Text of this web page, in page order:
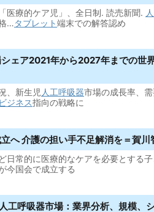
医療的ケア児」、全日制. 読売新聞.
… タブレット端末での解答認め
ェア2021年から2027年までの世
、新生児 人工呼吸器市場の成長率、
ビジネス指向の戦略に
へ 介護の担い手不足解消を＝賀川
日常的に医療的なケアを必要とする
今国会で成立する
工呼吸器市場：業界分析、規模、